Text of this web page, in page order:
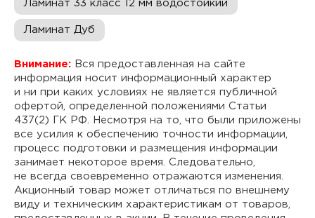
Ламинат 33 класс 12 мм водостойкий
Ламинат Дуб
Внимание: Вся предоставленная на сайте
информация носит информационный характер
и ни при каких условиях не является публичной
офертой, определенной положениями Статьи
437(2) ГК РФ. Несмотря на то, что были приложены
все усилия к обеспечению точности информации,
процесс подготовки и размещения информации
занимает некоторое время. Следовательно,
не всегда своевременно отражаются изменения.
Акционный товар может отличаться по внешнему
виду и техническим характеристикам от товаров,